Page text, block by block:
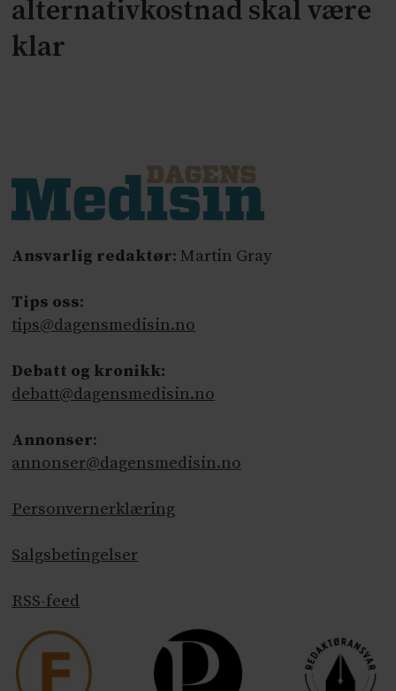
alternativkostnad skal være
klar
Ansvarlig redaktør: Martin Gray
Tips oss:
tips@dagensmedisin.no
Debatt og kronikk:
debatt@dagensmedisin.no
Annonser:
annonser@dagensmedisin.no
Personvernerklæring
Salgsbetingelser
RSS-feed